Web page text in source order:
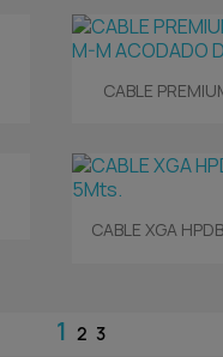

CABLE

CABLE XGA
1 2 3